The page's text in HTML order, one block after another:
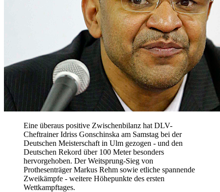
Eine überaus positive Zwischenbilanz hat DLV-
Cheftrainer Idriss Gonschinska am Samstag bei der
Deutschen Meisterschaft in Ulm gezogen - und den
Deutschen Rekord über 100 Meter besonders
hervorgehoben. Der Weitsprung-Sieg von
Prothesenträger Markus Rehm sowie etliche spannende
Zweikämpfe - weitere Höhepunkte des ersten
Wettkampftages.